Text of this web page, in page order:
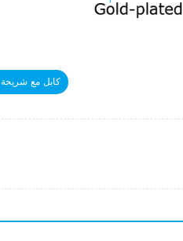
HDMI كابل مع شريحة